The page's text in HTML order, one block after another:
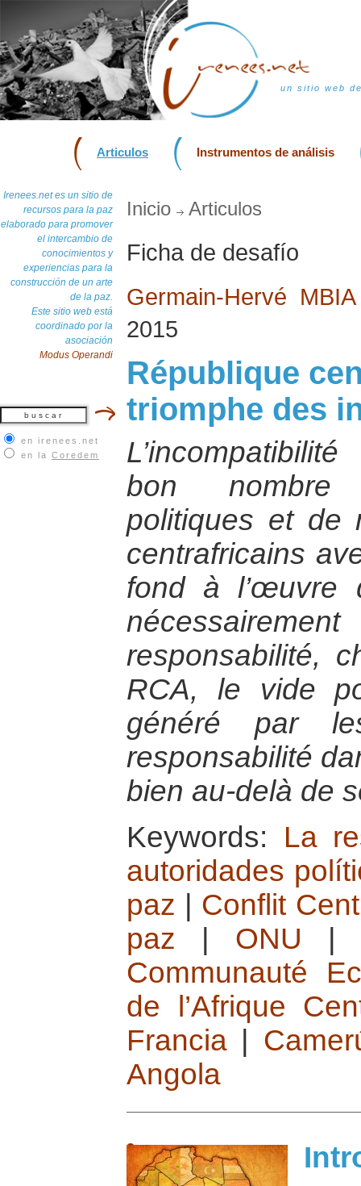
un sitio web
Articulos Instrumentos de análisis
Irenees.net es un sitio de
recursos para la paz
elaborado para promover
el intercambio de
conocimientos y
experiencias para la
construcción de un arte
de la paz.
Este sitio web está
coordinado por la
asociación
Modus Operandi
en irenees.net
en la Coredem
Inicio Articulos
Ficha de desafío
Germain-Hervé
2015
République
triomphe des
bon nombre
politiques et de
centrafricains
fond à l’œuvre
responsabilité,
RCA, le vide
généré par
responsabilité
bien au-delà de
Keywords: La
autoridades
paz
Conflit
paz
ONU
Communauté
de l’Afrique
Francia
Angola